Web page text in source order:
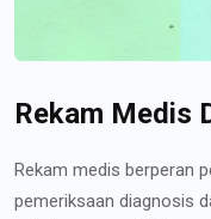
Rekam Medis
Rekam medis berperan
pemeriksaan diagnosis